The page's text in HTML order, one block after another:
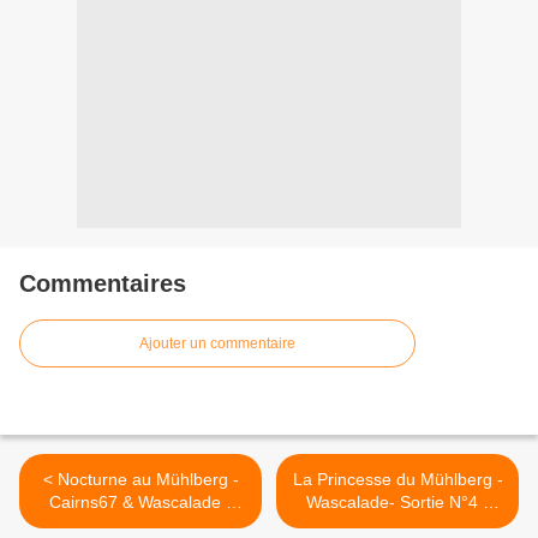
Commentaires
Ajouter un commentaire
< Nocturne au Mühlberg -
Cairns67 & Wascalade -
22/05/2017
La Princesse du Mühlberg -
Wascalade- Sortie N°4 -
02/06/2017 >